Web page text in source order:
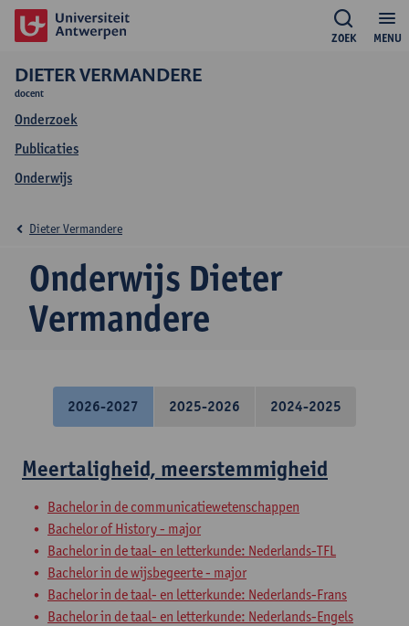
MENU
ZOEK
DIETER VERMANDERE
docent
Onderzoek
Publicaties
Onderwijs
Onderwijs Dieter
Vermandere
Dieter Vermandere
2026-2027 2025-2026 2024-2025
Meertaligheid, meerstemmigheid
Bachelor in de communicatiewetenschappen
Bachelor of History - major
Bachelor in de taal- en letterkunde: Nederlands-TFL
Bachelor in de wijsbegeerte - major
Bachelor in de taal- en letterkunde: Nederlands-Frans
Bachelor in de taal- en letterkunde: Nederlands-Engels